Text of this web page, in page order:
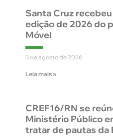
Santa Cruz
edição de 2026 do
Móvel
3 de agosto de 2026
Leia mais »
CREF16/RN se
Ministério Público
tratar de pautas da